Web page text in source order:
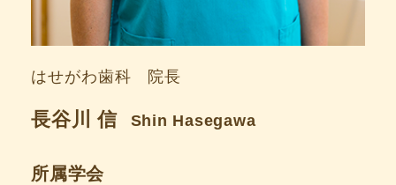
はせがわ歯科 院長
長谷川 信 Shin Hasegawa
所属学会